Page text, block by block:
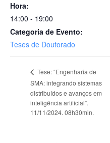
Hora:
14:00 - 19:00
Categoria de Evento:
Teses de Doutorado
Tese: “Engenharia de
SMA: integrando sistemas
distribuídos e avanços em
inteligência artificial”.
11/11/2024. 08h30min.